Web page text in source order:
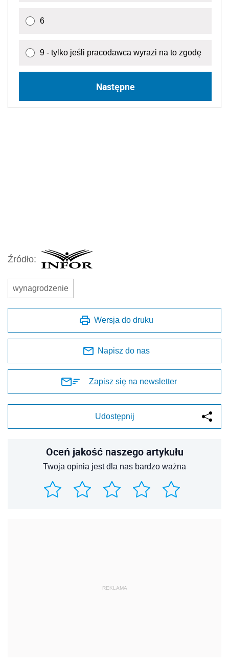
6
9 - tylko jeśli pracodawca wyrazi na to zgodę
Następne
Źródło:
wynagrodzenie
Wersja do druku
Napisz do nas
Zapisz się na newsletter
Udostępnij
Oceń jakość naszego artykułu
Twoja opinia jest dla nas bardzo ważna
REKLAMA